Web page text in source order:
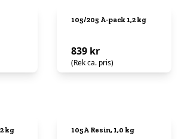
105/205 A-pack 1,2 kg
839 kr
(Rek ca. pris)
kg 105A Resin, 1,0 kg